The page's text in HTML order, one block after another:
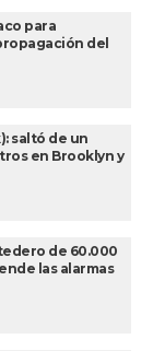
para
del
saltó de un
en Brooklyn y
de 60.000
las alarmas